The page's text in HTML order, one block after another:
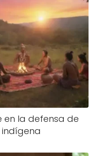
en la defensa de